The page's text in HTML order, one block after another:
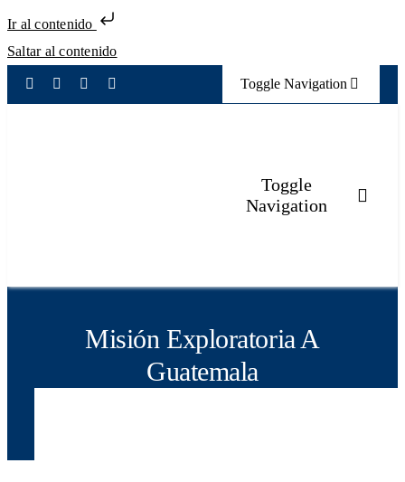
Ir al contenido
Saltar al contenido
Toggle Navigation
EleccionesToggle
Navigation
Servicios Registrales
Misión Exploratoria A
Guatemala